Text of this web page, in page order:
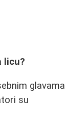
licu?
glavama
su